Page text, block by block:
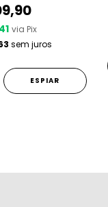
via Pix
sem juros
ESPIAR